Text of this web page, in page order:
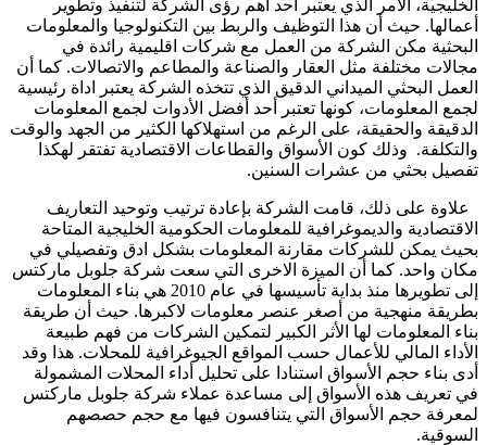
الخليجية، الأمر الذي يعتبر أحد أهم رؤى الشركة لتنفيذ وتطوير
أعمالها. حيث أن هذا التوظيف والربط بين التكنولوجيا والمعلومات
البحثية مكن الشركة من العمل مع شركات اقليمية رائدة في
مجالات مختلفة مثل العقار والصناعة والمطاعم والاتصالات. كما أن
العمل البحثي الميداني الدقيق الذي تتخذه الشركة يعتبر اداة رئيسية
لجمع المعلومات، كونها تعتبر أحد أفضل الأدوات لجمع المعلومات
الدقيقة والحقيقة، على الرغم من استهلاكها الكثير من الجهد والوقت
والتكلفة. وذلك كون الأسواق والقطاعات الاقتصادية تفتقر لهكذا
تفصيل بحثي من عشرات السنين.
علاوة على ذلك، قامت الشركة بإعادة ترتيب وتوحيد التعاريف
الاقتصادية والديموغرافية للمعلومات الحكومية الخليجية المتاحة
بحيث يمكن للشركات مقارنة المعلومات بشكل ادق وتفصيلي في
مكان واحد. كما أن الميزة الاخرى التي سعت شركة جلوبل ماركتس
إلى تطويرها منذ بداية تأسيسها في عام 2010 هي بناء المعلومات
بطريقة منهجية من أصغر عنصر معلومات لاكبرها. حيث أن طريقة
بناء المعلومات لها الأثر الكبير لتمكين الشركات من فهم طبيعة
الأداء المالي للأعمال حسب المواقع الجيوغرافية للمحلات. هذا وقد
أدى بناء حجم الأسواق استنادا على تحليل أداء المحلات المشمولة
في تعريف هذه الأسواق إلى مساعدة عملاء شركة جلوبل ماركتس
لمعرفة حجم الأسواق التي يتنافسون فيها مع حجم حصصهم
السوقية.